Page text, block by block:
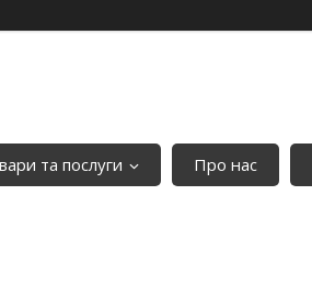
та послуги Про нас